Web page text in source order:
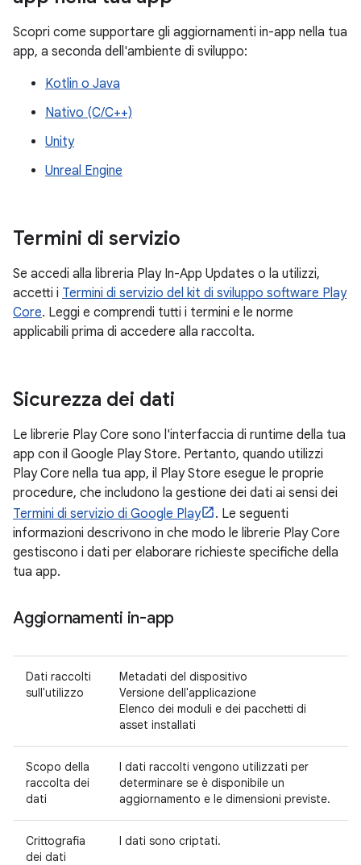
Scopri come supportare gli aggiornamenti in-app nella tua
app, a seconda dell'ambiente di sviluppo:
Kotlin o Java
Nativo (C/C++)
Unity
Unreal Engine
Termini di servizio
Se accedi alla libreria Play In-App Updates o la utilizzi,
accetti i Termini di servizio del kit di sviluppo software Play
Core. Leggi e comprendi tutti i termini e le norme
applicabili prima di accedere alla raccolta.
Sicurezza dei dati
Le librerie Play Core sono l'interfaccia di runtime della tua
app con il Google Play Store. Pertanto, quando utilizzi
Play Core nella tua app, il Play Store esegue le proprie
procedure, che includono la gestione dei dati ai sensi dei
Termini di servizio di Google Play
. Le seguenti
informazioni descrivono in che modo le librerie Play Core
gestiscono i dati per elaborare richieste specifiche della
tua app.
Aggiornamenti in-app
Dati raccolti
sull'utilizzo
Metadati del dispositivo
Versione dell'applicazione
Elenco dei moduli e dei pacchetti di
asset installati
Scopo della
raccolta dei
dati
I dati raccolti vengono utilizzati per
determinare se è disponibile un
aggiornamento e le dimensioni previste.
Crittografia
dei dati
I dati sono criptati.